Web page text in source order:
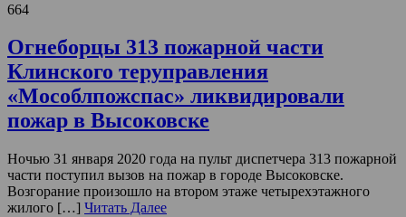
664
Огнеборцы 313 пожарной части
Клинского теруправления
«Мособлпожспас» ликвидировали
пожар в Высоковске
Ночью 31 января 2020 года на пульт диспетчера 313 пожарной
части поступил вызов на пожар в городе Высоковске.
Возгорание произошло на втором этаже четырехэтажного
жилого […] Читать Далее